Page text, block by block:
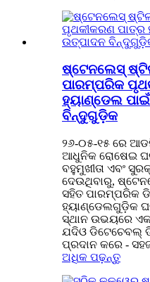
ଷ୍ଟେନଲେସ୍
ପାରମ୍ପରିକ
ହ୍ୟାଣ୍ଡେଲ
ବିନ୍ଦୁଗୁଡ଼ିକ
୨୬-୦୫-୧୫ ରେ
ଆଧୁନିକ ରୋଷେଇ
ବହୁମୁଖୀତା ଏବଂ
ଦେଉଥିବାରୁ,
ସହିତ ପାରମ୍ପରିକ
ହ୍ୟାଣ୍ଡେଲଗୁଡ଼ିକ
ସ୍ଥାନ ଉଭୟରେ
ଯଦିଓ ଡିଟେଚେବଲ୍
ପ୍ରଦାନ କରେ -
ଅଧିକ ପଢ଼ନ୍ତୁ